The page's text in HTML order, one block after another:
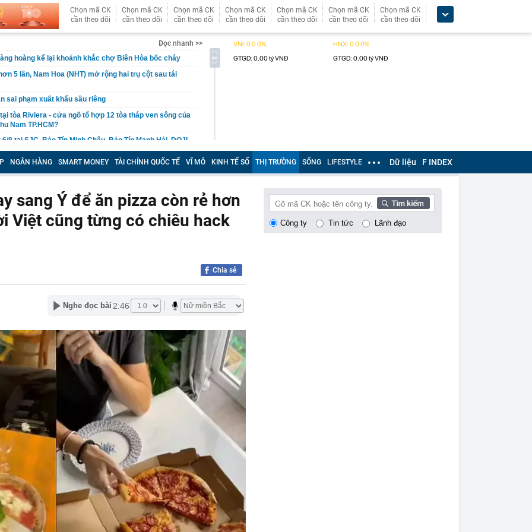
Chọn mã CK
cần theo dõi
Chọn mã CK
cần theo dõi
Chọn mã CK
cần theo dõi
Chọn mã CK
cần theo dõi
Chọn mã CK
cần theo dõi
Chọn mã CK
cần theo dõi
Chọn mã CK
cần theo dõi
Đọc nhanh >>
hoàng kể lại khoảnh khắc chợ Biên Hòa bốc cháy
5 lần, Nam Hoa (NHT) mở rộng hai trụ cột sau tái
sai phạm xuất khẩu sầu riêng
tòa Riviera - cửa ngõ tổ hợp 12 tòa tháp ven sông của
Nam TP.HCM?
8 tại SJC, Bảo Tín Minh Châu, Bảo Tín Mạnh Hải, DOJI,
lớn" Vingroup, Sun Group, T&T... đổ về, đang xây sân
thế giới, sắp đón thêm 48 dự án với tổng vốn đầu tư
khu của VN có loạt công trình hơn 137.000 tỷ đồng sẽ
1,5 tỷ người dùng
cá "ngậm" nhiều vi nhựa bậc nhất
hội việc thành lập thành phố Quảng Ninh và thành
mặt chất thành đống, vàng cùng nhiều thiết bị điện tử
5 thực phẩm giàu protein tốt nhất cho người cao tuổi:
thứ 5, số 1 gây bất ngờ
60 thẻ BHYT lập khống 3.539 đơn thuốc: Khởi tố bác sĩ
SN 1985 và 6 cán bộ Trạm Y tế
4 con giáp giàu có bậc nhất nửa đầu tháng 7 Âm lịch
lớn bậc nhất mọi thời đại có thể sắp được giải mã vì
tình cờ
chủ tịch tập đoàn nghỉ hát 10 năm, chán showbiz lui
ở biệt thự nghìn mét vuông
Pa, Việt Nam có 1 "thiên đường mây" vừa được
du lịch" đề cử giải thưởng, sở hữu khí hậu mát mẻ
m
Pitt kiện Angelina Jolie
NGÂN HÀNG SMART MONEY TÀI CHÍNH QUỐC TẾ VĨ MÔ KINH TẾ SỐ THỊ TRƯỜNG SỐNG LIFESTYLE Dữ liệu F INDEX
sang Ý để ăn pizza còn rẻ hơn
Việt cũng từng có chiêu hack
Chia sẻ
Nghe đọc bài 2:46
Công ty Tin tức Lãnh đạo